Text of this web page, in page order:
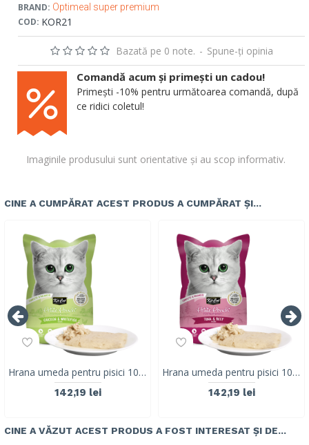
BRAND: Optimeal super premium
COD: KOR21
Bazată pe 0 note. - Spune-ţi opinia
Imaginile produsului sunt orientative și au scop informativ.
Comandă acum și primești un cadou!
Primești -10% pentru următoarea comandă, după
ce ridici coletul!
CINE A CUMPĂRAT ACEST PRODUS A CUMPĂRAT ȘI...
Hrana umeda pentru pisici 100% holistica, Kit Cat Petite Pouch 70g, pui si biban de mare, 24 plicuri x 70g
142,19 lei
Hrana umeda pentru pisici 100% holistica, Kit Cat Petite Pouch 70g, ton si vita, 24 plicuri x 70g
142,19 lei
CINE A VĂZUT ACEST PRODUS A FOST INTERESAT ȘI DE...